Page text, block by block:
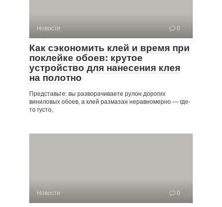
Новости 0
Как сэкономить клей и время при
поклейке обоев: крутое
устройство для нанесения клея
на полотно
Представьте: вы разворачиваете рулон дорогих
виниловых обоев, а клей размазан неравномерно — где-
то густо,
Новости 0